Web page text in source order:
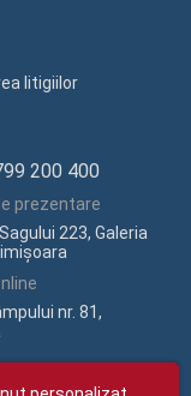
litigiilor
200 400
prezentare
223, Galeria
nr. 81,